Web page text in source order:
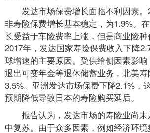
发达市场保费增长面临不利因素
非寿险保费增长基本稳定，为1.9%。
长受益于车险费率上涨，但是商业险种
2017年，发达国家寿险保费收入下降
球增速的主要原因。受供给侧因素影
退出可变年金等退休储蓄业务，北美
3.5%。亚洲发达市场保费下降2.1%，
预期降低导致日本的寿险购买延后。
报告认为，发达市场的寿险业尚
中复苏。由于众多因素，例如经济环